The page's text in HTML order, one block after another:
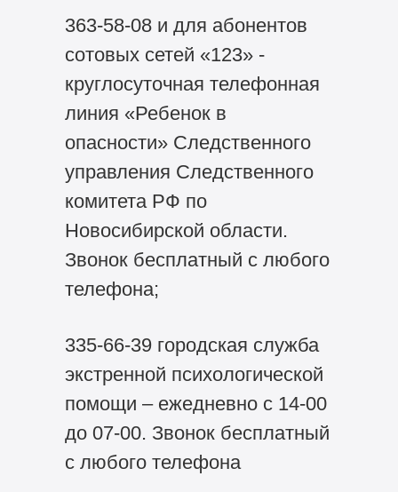
363-58-08 и для абонентов
сотовых сетей «123» -
круглосуточная телефонная
линия «Ребенок в
опасности» Следственного
управления Следственного
комитета РФ по
Новосибирской области.
Звонок бесплатный с любого
телефона;
335-66-39 городская служба
экстренной психологической
помощи – ежедневно с 14-00
до 07-00. Звонок бесплатный
с любого телефона